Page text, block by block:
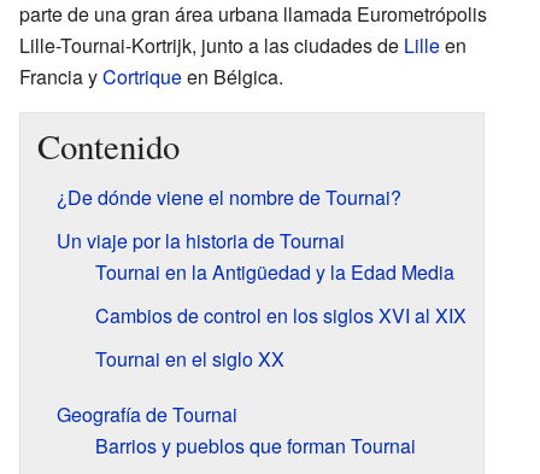
parte de una gran área urbana llamada Eurometrópolis
Lille-Tournai-Kortrijk, junto a las ciudades de Lilleen
Francia yCortriqueen Bélgica.
Contenido
¿De dónde viene el nombre de Tournai?
Un viaje por la historia de Tournai
Tournai en la Antigüedad y la Edad Media
Cambios de control en los siglos XVI al XIX
Tournai en el siglo XX
Geografía de Tournai
Barrios y pueblos que forman Tournai